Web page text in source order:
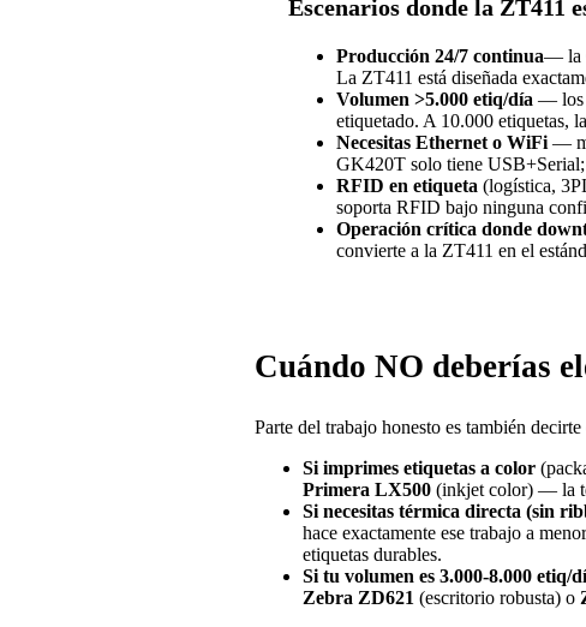
Escenarios donde la ZT411
Producción 24/7 continua— la
La ZT411 está diseñada
Volumen >5.000 etiq/día — los
etiquetado. A 10.000 etiquetas,
Necesitas Ethernet o WiFi —
GK420T solo tiene
RFID en etiqueta (logística,
soporta RFID bajo ninguna
Operación crítica donde
convierte a la ZT411 en el
Cuándo NO deberías
Parte del trabajo honesto es también
Si imprimes etiquetas a color
Primera LX500 (inkjet color) — la
Si necesitas térmica directa (sin
hace exactamente ese trabajo a
etiquetas durables.
Si tu volumen es 3.000-8.000 etiq/
Zebra ZD621 (escritorio robusta) o